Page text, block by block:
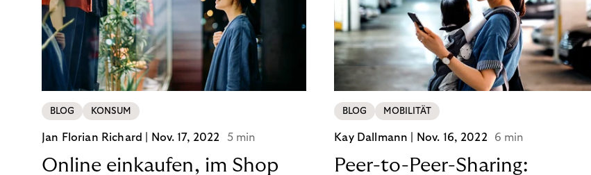
BLOG KONSUM
Jan Florian Richard | Nov. 17, 2022 5 min
Online einkaufen, im Shop
BLOG MOBILITÄT
Kay Dallmann | Nov. 16, 2022 6 min
Peer-to-Peer-Sharing: